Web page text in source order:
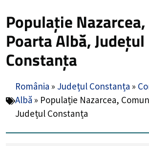
Populație
Poarta Albă, Județul
Constanța
România » Județul Constanța »
Albă » Populație Nazarcea,
Județul Constanța